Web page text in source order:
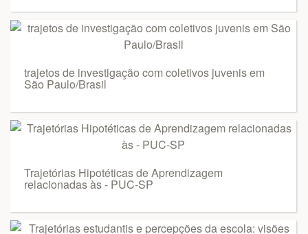
trajetos de investigação com coletivos juvenis em
São Paulo/Brasil
Trajetórias Hipotéticas de Aprendizagem
relacionadas às - PUC-SP